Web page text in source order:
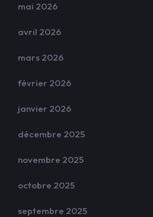
mai 2026
avril 2026
mars 2026
février 2026
janvier 2026
décembre 2025
novembre 2025
octobre 2025
septembre 2025